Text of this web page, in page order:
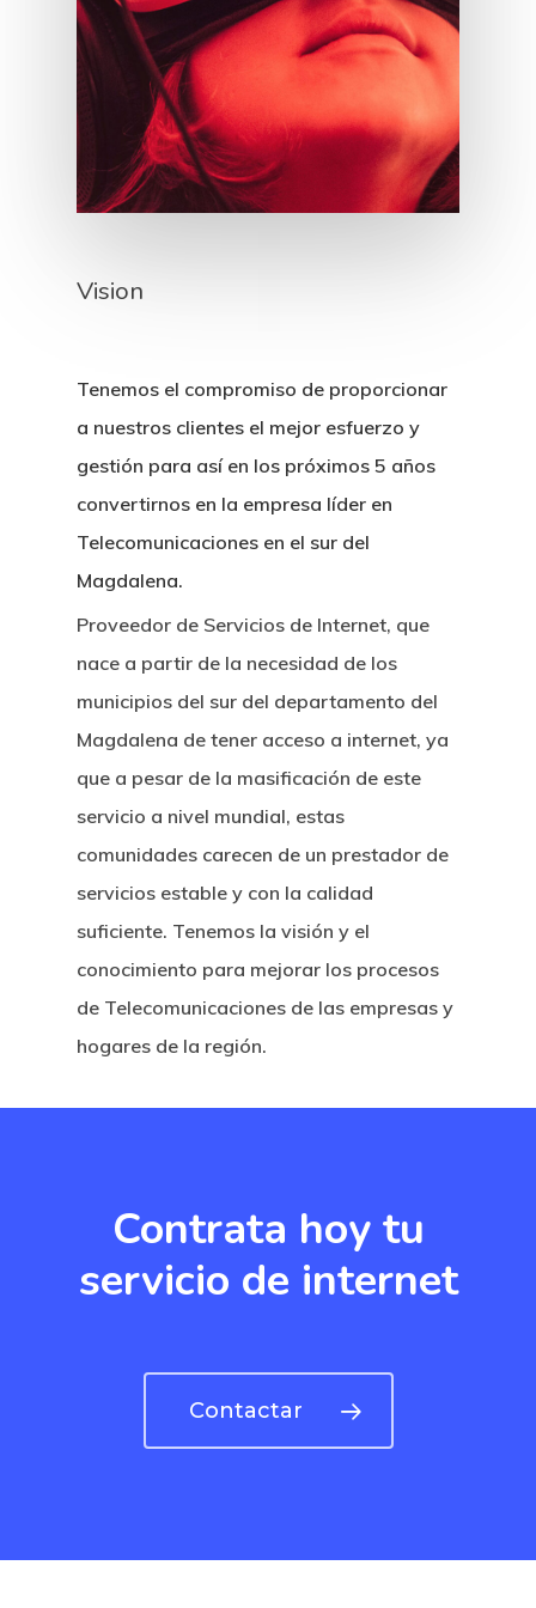
Vision
Tenemos el compromiso de proporcionar
a nuestros clientes el mejor esfuerzo y
gestión para así en los próximos 5 años
convertirnos en la empresa líder en
Telecomunicaciones en el sur del
Magdalena.
Proveedor de Servicios de Internet, que
nace a partir de la necesidad de los
municipios del sur del departamento del
Magdalena de tener acceso a internet, ya
que a pesar de la masificación de este
servicio a nivel mundial, estas
comunidades carecen de un prestador de
servicios estable y con la calidad
suficiente. Tenemos la visión y el
conocimiento para mejorar los procesos
de Telecomunicaciones de las empresas y
hogares de la región.
Contrata hoy tu
servicio de internet
Contactar